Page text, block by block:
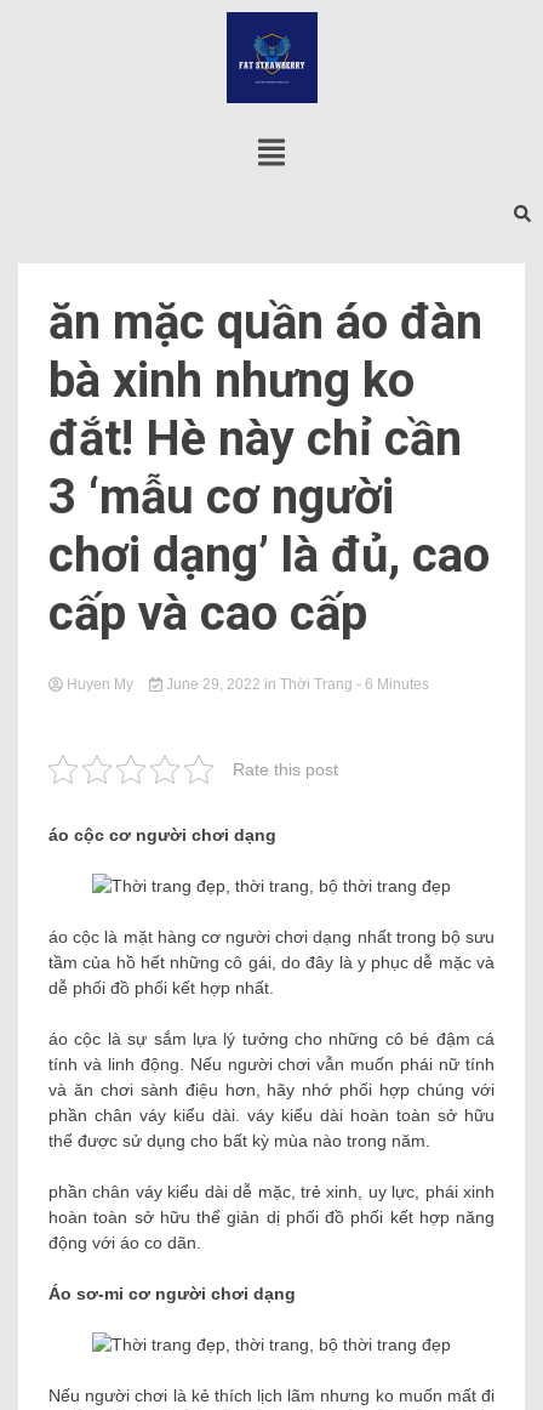
ăn mặc quần áo đàn
bà xinh nhưng ko
đắt! Hè này chỉ cần
3 ‘mẫu cơ người
chơi dạng’ là đủ, cao
cấp và cao cấp
Huyen My June 29, 2022 in Thời Trang - 6 Minutes
Rate this post
áo cộc cơ người chơi dạng
áo cộc là mặt hàng cơ người chơi dạng nhất trong bộ sưu
tầm của hồ hết những cô gái, do đây là y phục dễ mặc và
dễ phối đồ phối kết hợp nhất.
áo cộc là sự sắm lựa lý tưởng cho những cô bé đậm cá
tính và linh động. Nếu người chơi vẫn muốn phái nữ tính
và ăn chơi sành điệu hơn, hãy nhớ phối hợp chúng với
phần chân váy kiểu dài. váy kiểu dài hoàn toàn sở hữu
thể được sử dụng cho bất kỳ mùa nào trong năm.
phần chân váy kiểu dài dễ mặc, trẻ xinh, uy lực, phái xinh
hoàn toàn sở hữu thể giản dị phối đồ phối kết hợp năng
động với áo co dãn.
Áo sơ-mi cơ người chơi dạng
Nếu người chơi là kẻ thích lịch lãm nhưng ko muốn mất đi